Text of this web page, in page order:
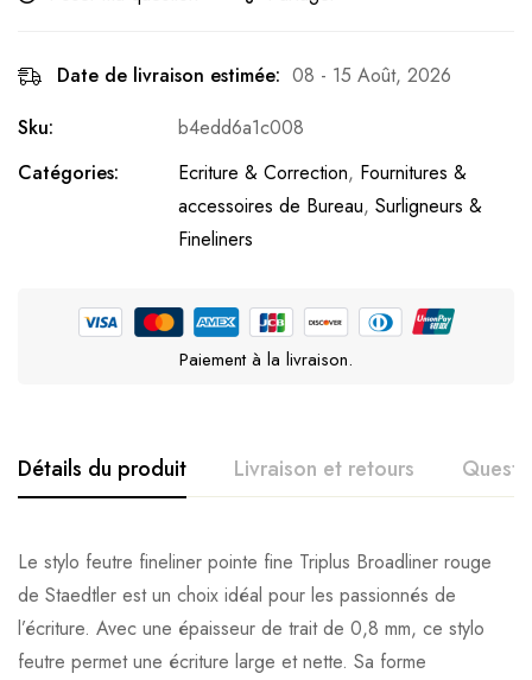
Date de livraison estimée: 08 - 15 Août, 2026
Sku:
b4edd6a1c008
Catégories:
Ecriture & Correction, Fournitures &
accessoires de Bureau, Surligneurs &
Fineliners
Paiement à la livraison.
Détails du produit Livraison et retours
Le stylo feutre fineliner pointe fine Triplus Broadliner rouge
de Staedtler est un choix idéal pour les passionnés de
l’écriture. Avec une épaisseur de trait de 0,8 mm, ce stylo
feutre permet une écriture large et nette. Sa forme